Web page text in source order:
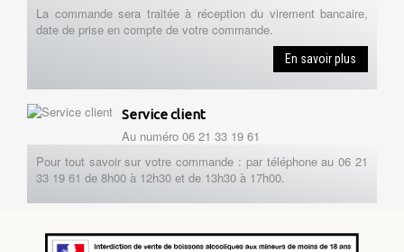
La commande sera traitée à réception du virement bancaire,
date de prise en compte de votre commande.
En savoir plus
Service client
Au numéro 06 21 33 19 61
Pour tout savoir sur votre commande : par téléphone au 06 21
33 19 61 de 8h00 à 12h30 et de 13h30 à 17h00.